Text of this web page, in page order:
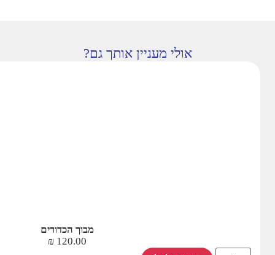
אולי מעניין אותך גם?
מבוך הכדורים
120.00
₪